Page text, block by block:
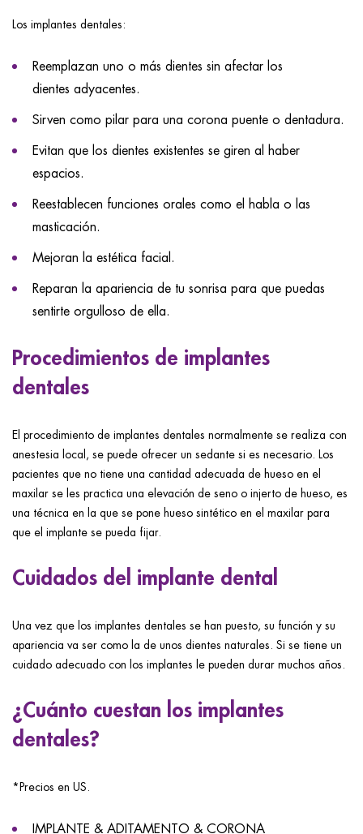
Los implantes dentales:
Reemplazan uno o más dientes sin afectar los
dientes adyacentes.
Sirven como pilar para una corona puente o dentadura.
Evitan que los dientes existentes se giren al haber
espacios.
Reestablecen funciones orales como el habla o las
masticación.
Mejoran la estética facial.
Reparan la apariencia de tu sonrisa para que puedas
sentirte orgulloso de ella.
Procedimientos de implantes
dentales
El procedimiento de implantes dentales normalmente se realiza con
anestesia local, se puede ofrecer un sedante si es necesario. Los
pacientes que no tiene una cantidad adecuada de hueso en el
maxilar se les practica una elevación de seno o injerto de hueso, es
una técnica en la que se pone hueso sintético en el maxilar para
que el implante se pueda fijar.
Cuidados del implante dental
Una vez que los implantes dentales se han puesto, su función y su
apariencia va ser como la de unos dientes naturales. Si se tiene un
cuidado adecuado con los implantes le pueden durar muchos años.
¿Cuánto cuestan los implantes
dentales?
*Precios en US.
IMPLANTE & ADITAMENTO & CORONA